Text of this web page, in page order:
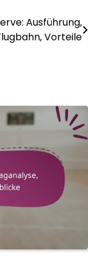
Ausführung,
Vorteile